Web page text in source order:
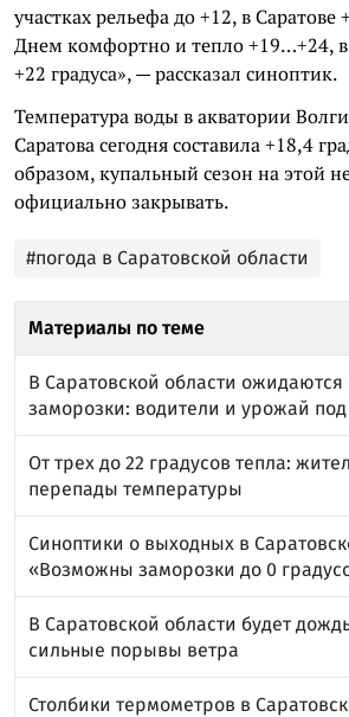
участках рельефа до +12, в Саратове
Днем комфортно и тепло +19…+24,
+22 градуса», — рассказал синоптик.
Температура воды в акватории
Саратова сегодня составила +18,4
образом, купальный сезон на этой
официально закрывать.
#погода в Саратовской области
Материалы по теме
В Саратовской области ожидаются
заморозки: водители и урожай под
От трех до 22 градусов тепла:
перепады температуры
Синоптики о выходных в
«Возможны заморозки до 0
В Саратовской области будет
сильные порывы ветра
Столбики термометров в